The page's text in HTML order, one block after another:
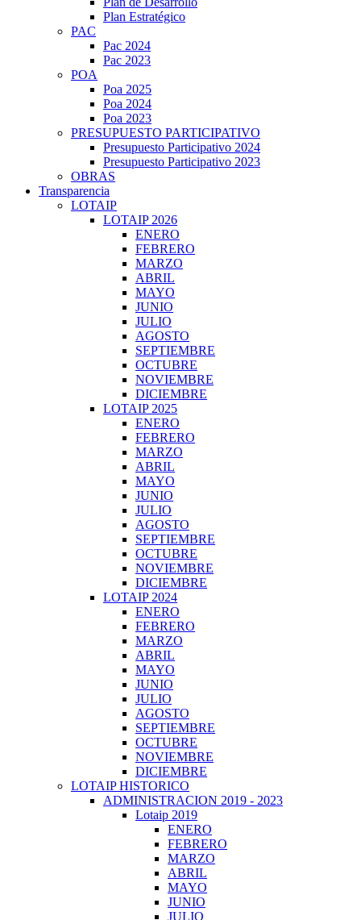
Plan Estratégico
PAC
Pac 2024
Pac 2023
POA
Poa 2025
Poa 2024
Poa 2023
PRESUPUESTO PARTICIPATIVO
Presupuesto Participativo 2024
Presupuesto Participativo 2023
OBRAS
Transparencia
LOTAIP
LOTAIP 2026
ENERO
FEBRERO
MARZO
ABRIL
MAYO
JUNIO
JULIO
AGOSTO
SEPTIEMBRE
OCTUBRE
NOVIEMBRE
DICIEMBRE
LOTAIP 2025
ENERO
FEBRERO
MARZO
ABRIL
MAYO
JUNIO
JULIO
AGOSTO
SEPTIEMBRE
OCTUBRE
NOVIEMBRE
DICIEMBRE
LOTAIP 2024
ENERO
FEBRERO
MARZO
ABRIL
MAYO
JUNIO
JULIO
AGOSTO
SEPTIEMBRE
OCTUBRE
NOVIEMBRE
DICIEMBRE
LOTAIP HISTORICO
ADMINISTRACION 2019 - 2023
Lotaip 2019
ENERO
FEBRERO
MARZO
ABRIL
MAYO
JUNIO
JULIO